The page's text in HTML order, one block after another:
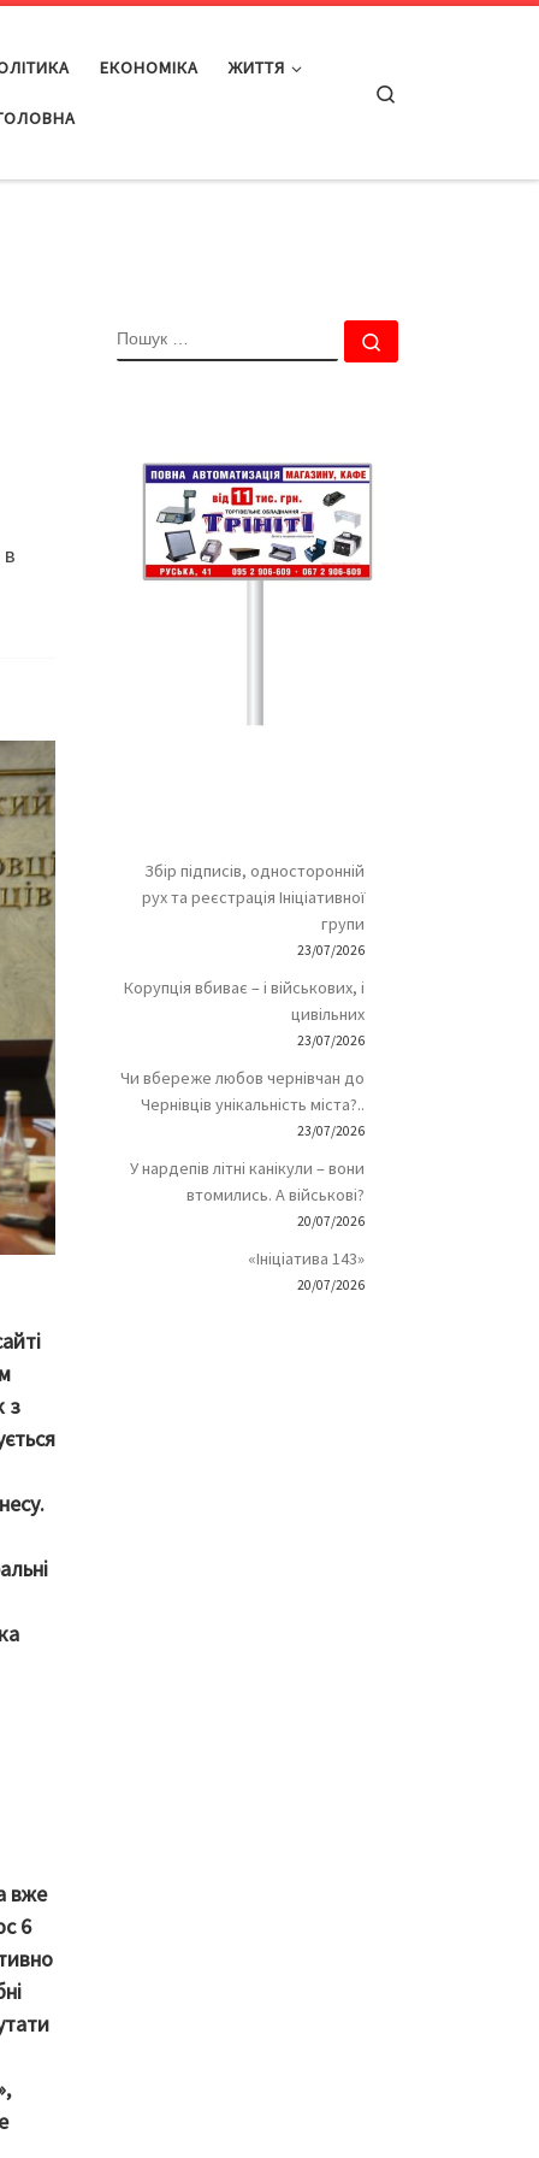
ЕКОНОМІКА ЖИТТЯ
з
вже
6
ПОШУК
Збір підписів, односторонній
рух та реєстрація Ініціативної
групи
23/07/2026
Корупція вбиває – і військових, і
цивільних
23/07/2026
Чи вбереже любов чернівчан до
Чернівців унікальність міста?..
23/07/2026
У нардепів літні канікули – вони
втомились. А військові?
20/07/2026
«Ініціатива 143»
20/07/2026